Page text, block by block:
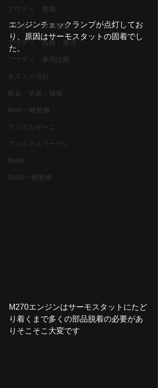
アウディ 整備
アウディ 車検整備
アウディ 点検・修理
アウディ 車両診断
オススメ項目
板金・塗装・補修
MINI一般整備
ランボルギーニ
フォルクスワーゲン
BMW
BMW一般整備
エンジンチェックランプが点灯してお
り、原因はサーモスタットの固着でし
た。
M270エンジンはサーモスタットにたど
り着くまで多くの部品脱着の必要があ
りそこそこ大変です